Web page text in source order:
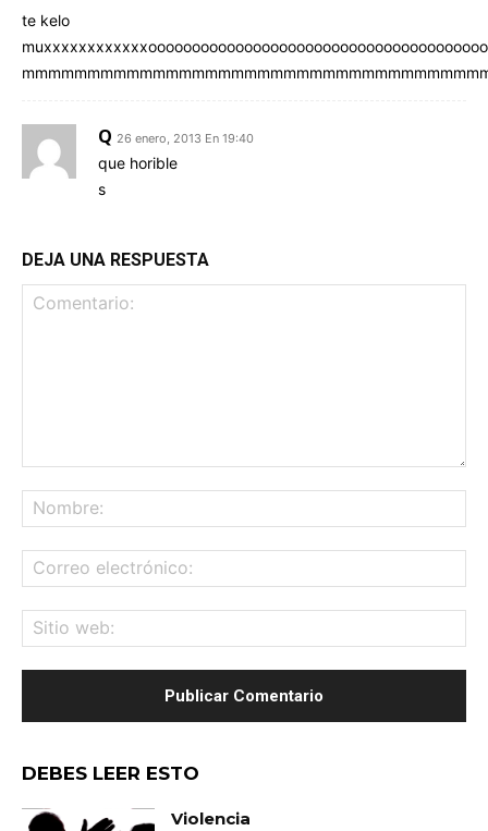
te kelo
Q 26 enero, 2013 En 19:40
que horible
s
DEJA UNA RESPUESTA
DEBES LEER ESTO
Violencia